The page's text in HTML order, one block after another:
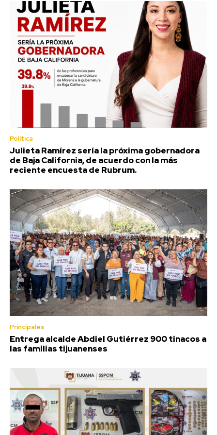
Política
Julieta Ramírez sería la próxima gobernadora
de Baja California, de acuerdo con la más
reciente encuesta de Rubrum.
Principales
Entrega alcalde Abdiel Gutiérrez 900 tinacos a
las familias tijuanenses